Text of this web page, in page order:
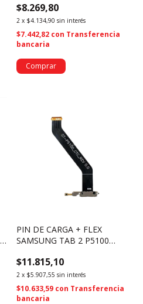
$8.269,80
2 x $4.134,90 sin interés
$7.442,82 con Transferencia
bancaria
PIN DE CARGA + FLEX
SAMSUNG TAB 2 P5100
(4017)
$11.815,10
2 x $5.907,55 sin interés
$10.633,59 con Transferencia
bancaria